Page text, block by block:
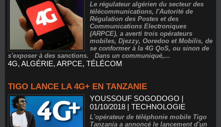
Le régulateur algérien du secteur des
télécommunications, l'Autorité de
Régulation des Postes et des
Communications Electroniques
(ARPCE), a averti trois opérateurs
mobiles, Djezzy, Ooredoo et Mobilis, de
se conformer à la 4G QoS, ou sinon de
s'exposer à des sanctions. Dans un communiqué,...
4G, ALGÉRIE, ARPCE, TÉLÉCOM
TIGO LANCE LA 4G+ EN TANZANIE
YOUSSOUF SOGODOGO |
01/10/2018 |TECHNOLOGIE
L'opérateur de téléphonie mobile Tigo
Tanzania a annoncé le lancement d'un